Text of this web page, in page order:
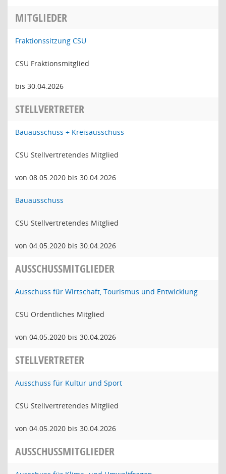
MITGLIEDER
Fraktionssitzung CSU
CSU Fraktionsmitglied
bis 30.04.2026
STELLVERTRETER
Bauausschuss + Kreisausschuss
CSU Stellvertretendes Mitglied
von 08.05.2020 bis 30.04.2026
Bauausschuss
CSU Stellvertretendes Mitglied
von 04.05.2020 bis 30.04.2026
AUSSCHUSSMITGLIEDER
Ausschuss für Wirtschaft, Tourismus und Entwicklung
CSU Ordentliches Mitglied
von 04.05.2020 bis 30.04.2026
STELLVERTRETER
Ausschuss für Kultur und Sport
CSU Stellvertretendes Mitglied
von 04.05.2020 bis 30.04.2026
AUSSCHUSSMITGLIEDER